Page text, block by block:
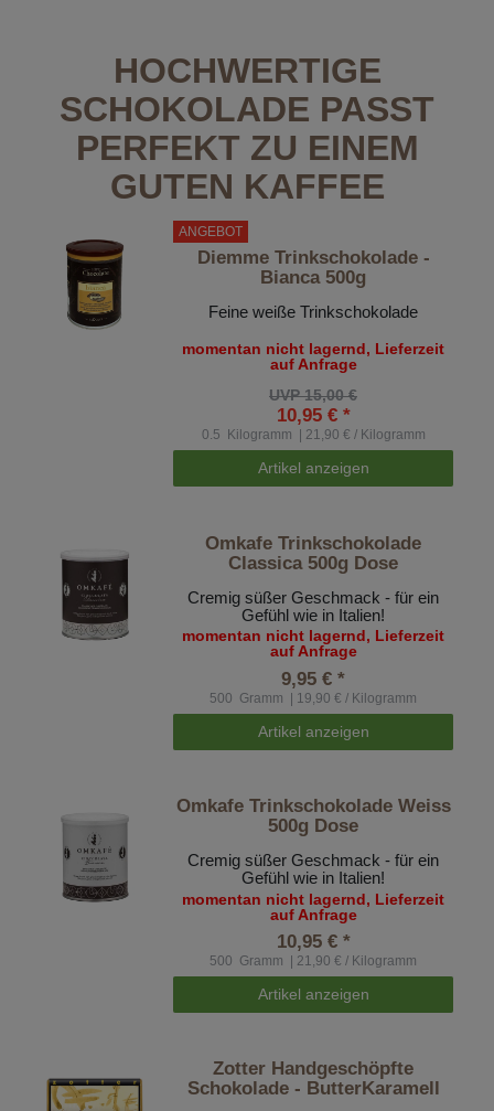
HOCHWERTIGE
SCHOKOLADE PASST
PERFEKT ZU EINEM
GUTEN KAFFEE
ANGEBOT
Diemme Trinkschokolade -
Bianca 500g
Feine weiße Trinkschokolade
momentan nicht lagernd, Lieferzeit
auf Anfrage
UVP 15,00 €
10,95 € *
0.5 Kilogramm | 21,90 € / Kilogramm
Artikel anzeigen
Omkafe Trinkschokolade
Classica 500g Dose
Cremig süßer Geschmack - für ein
Gefühl wie in Italien!
momentan nicht lagernd, Lieferzeit
auf Anfrage
9,95 € *
500 Gramm | 19,90 € / Kilogramm
Artikel anzeigen
Omkafe Trinkschokolade Weiss
500g Dose
Cremig süßer Geschmack - für ein
Gefühl wie in Italien!
momentan nicht lagernd, Lieferzeit
auf Anfrage
10,95 € *
500 Gramm | 21,90 € / Kilogramm
Artikel anzeigen
Zotter Handgeschöpfte
Schokolade - ButterKaramell